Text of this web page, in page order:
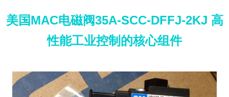
美国MAC电磁阀35A-SCC-DFFJ-2KJ 高
性能工业控制的核心组件